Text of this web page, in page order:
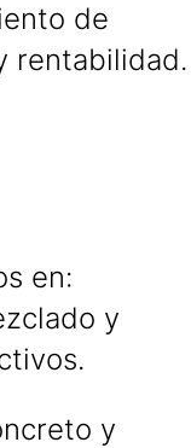
de
rentabilidad.
en:
y
y